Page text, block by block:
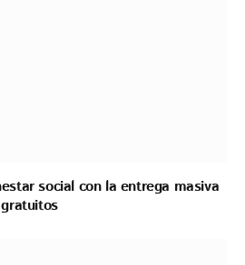
social con la entrega masiva